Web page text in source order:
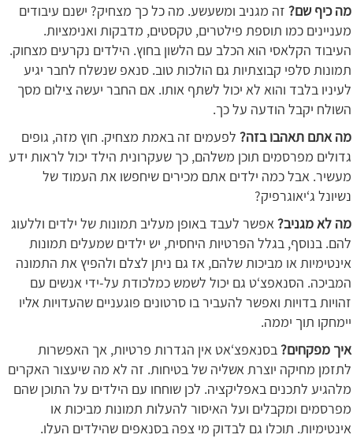
מה כיף שם? זה מגניב ומשעשע. מה כל כך מצחיק? ישנם עיבודים
מעניינים כמו תוספת פילטרים, טקסטים, מדבקות ואנימציות.
העיבוד הקלאסי הוא הכלב עם הלשון בחוץ. הילדים נקרעים מצחוק.
תמונות סלפי קבוצתיות גם הולכות טוב. סנאפ שנשלח לחבר יגיע
לעיניו בלבד והוא לא יכול לשתף אותו. אם החבר יעשה צילום מסך
השולח יקבל הודעה על כך.
מה אתם תאהבו בזה? לפעמים זה באמת מצחיק. חוץ מזה, גופים
גדולים מפרסמים תוכן משלהם, כך שעקרונית הילד יכול לראות ידע
מעשיר. אבל כמה ילדים אתם מכירים שיחפשו את העמוד של
נשיונל ג‘יאוגרפיק?
מה לא מגניב?אפשר לעבד באופן מעליב תמונות של ילדים וללעוג
להם. בנוסף, בגלל הפרטיות היחסית, יש ילדים שמעלים תמונות
אינטימיות או מביכות שלהם, אז גם ניתן לצלם ולהפיץ את התמונה
המביכה. הסנאפצ‘ט גם יכול לשמש כמלכודת על-ידי אנשים עם
זהויות בדויות ואפשר להעביר בו סרטונים פוגעניים שהעדויות אליו
יימחקו תוך יממה.
איך מפקחים?בסנאפצ‘אט אין הגדרות פרטיות, אך האפשרות
לתזמן מחיקה יוצרת אשליה של בטיחות. זה לא מה שיעצור האקרים
מלהגיע לתכנים באפליקציה. לכן שוחחו עם הילדים על התוכן שהם
מפרסמים ומקבלים ועל האיסור להעלות תמונות מביכות או
אינטימיות. תוכלו גם לבדוק מי צפה בסנאפים שהילדים העלו.